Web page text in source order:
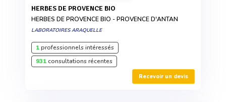
HERBES DE PROVENCE BIO
HERBES DE PROVENCE BIO - PROVENCE D'ANTAN
LABORATOIRES ARAQUELLE
1professionnels intéressés
931consultations récentes
Recevoir un devis